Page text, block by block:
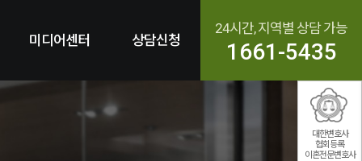
미디어센터 상담신청
24시간, 지역별 상담 가능
1661-5435
대한변호사
협회등록
이혼전문변호사